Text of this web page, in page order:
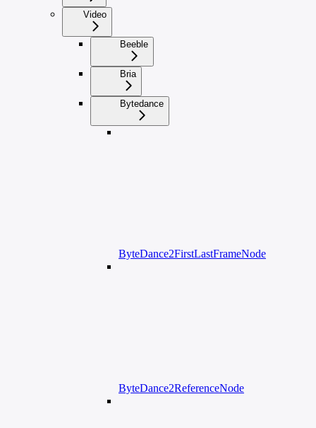
Video
Beeble
Bria
Bytedance
ByteDance2FirstLastFrameNode
ByteDance2ReferenceNode